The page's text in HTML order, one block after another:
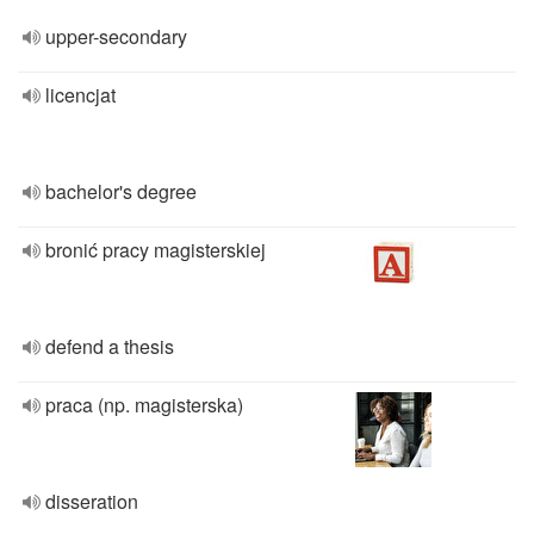
upper-secondary
licencjat
bachelor's degree
bronić pracy magisterskiej
defend a thesis
praca (np. magisterska)
disseration